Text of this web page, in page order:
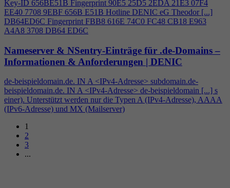
Key-ID 656BE51B Fingerprint 90E5 25D5 2EDA 21E3 07F4
EE40 7708 9EBF 656B E51B Hotline DENIC eG Theodor [...]
DB64ED6C Fingerprint FBB8 616E 74C0 FC48 CB18 E963
A4A8 3708 DB64 ED6C
Nameserver & NSentry-Einträge für .de-Domains –
Informationen & Anforderungen | DENIC
de-beispieldomain.de. IN A <IPv4-Adresse> subdomain.de-
beispieldomain.de. IN A <IPv4-Adresse> de-beispieldomain [...] s
einer). Unterstützt werden nur die Typen A (IPv4-Adresse), AAAA
(IPv6-Adresse) und MX (Mailserver)
1
2
3
...